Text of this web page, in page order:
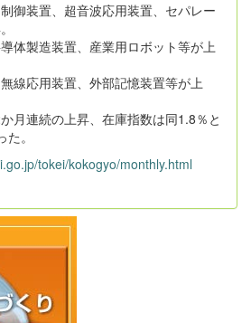
御装置、超音波応用装置、セパレー
体製造装置、産業用ロボット等が上
線応用装置、外部記憶装置等が上
月連続の上昇、在庫指数は同1.8％と
。
tokei/kokogyo/monthly.html